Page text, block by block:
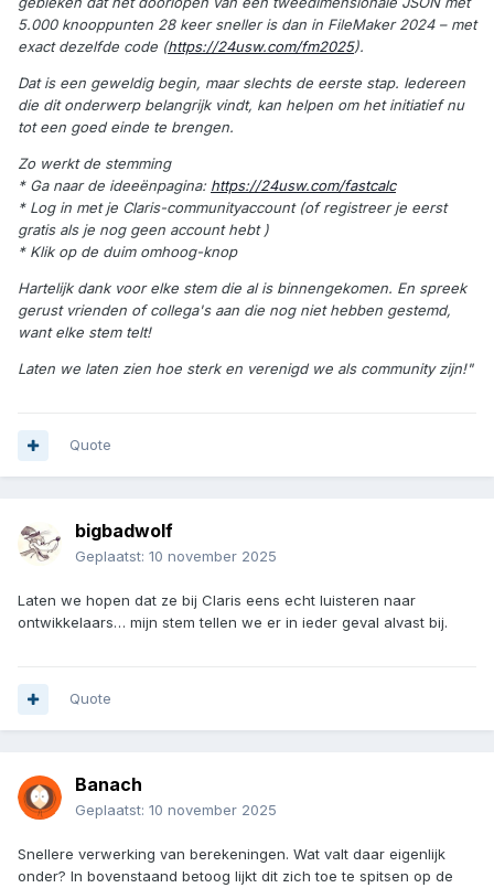
5.000 knooppunten 28 keer sneller is dan in FileMaker 2024 – met
exact dezelfde code (https://24usw.com/fm2025).
Dat is een geweldig begin, maar slechts de eerste stap. Iedereen
die dit onderwerp belangrijk vindt, kan helpen om het initiatief nu
tot een goed einde te brengen.
Zo werkt de stemming
* Ga naar de ideeënpagina: https://24usw.com/fastcalc
* Log in met je Claris-communityaccount (of registreer je eerst
gratis als je nog geen account hebt )
* Klik op de duim omhoog-knop
Hartelijk dank voor elke stem die al is binnengekomen. En spreek
gerust vrienden of collega's aan die nog niet hebben gestemd,
want elke stem telt!
Laten we laten zien hoe sterk en verenigd we als community zijn!"
Quote
bigbadwolf
Geplaatst: 10 november 2025
Laten we hopen dat ze bij Claris eens echt luisteren naar
ontwikkelaars… mijn stem tellen we er in ieder geval alvast bij.
Quote
Banach
Geplaatst: 10 november 2025
Snellere verwerking van berekeningen. Wat valt daar eigenlijk
onder? In bovenstaand betoog lijkt dit zich toe te spitsen op de